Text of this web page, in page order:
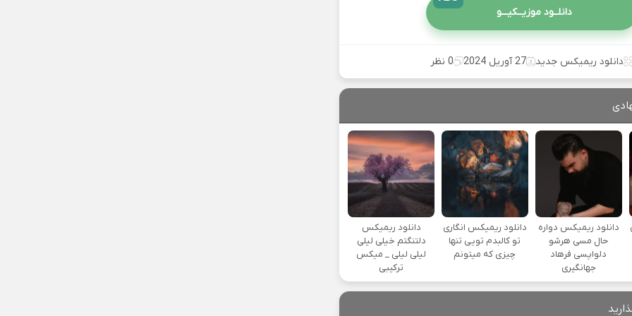
دانلــود موزیــکیـــو
دانلود ریمیکس جدید 27 آوریل 2024 0 نظر
دانلود ریمیکس دواره
حال مسی هرشو
دلواپسی فرهاد
جهانگیری
دانلود ریمیکس انگاری
تو کالبدم تویی تنها
چیزی که میتونم
دانلود ریمیکس
دلتنگتم خیلی لیلی
لیلی لیلی _ میکس
ترکیبی